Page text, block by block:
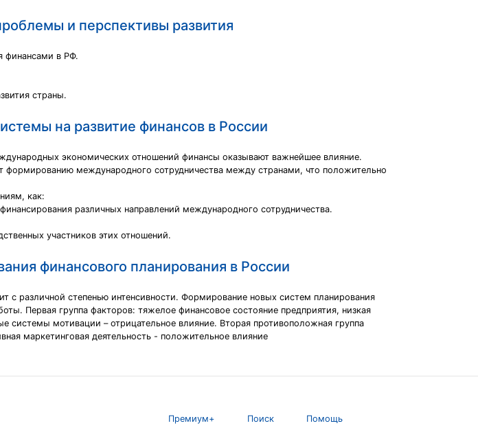
и перспективы развития
финансами в РФ.
страны.
на развитие финансов в России
экономических отношений финансы оказывают важнейшее влияние.
формированию международного сотрудничества между странами, что положительно
как:
различных направлений международного сотрудничества.
участников этих отношений.
финансового планирования в России
с различной степенью интенсивности. Формирование новых систем планирования
Первая группа факторов: тяжелое финансовое состояние предприятия, низкая
системы мотивации – отрицательное влияние. Вторая противоположная группа
маркетинговая деятельность - положительное влияние
Премиум+ Поиск Помощь